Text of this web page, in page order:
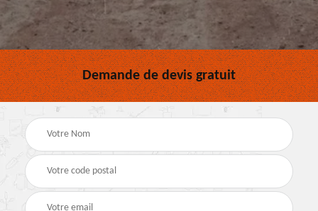
Demande de devis gratuit